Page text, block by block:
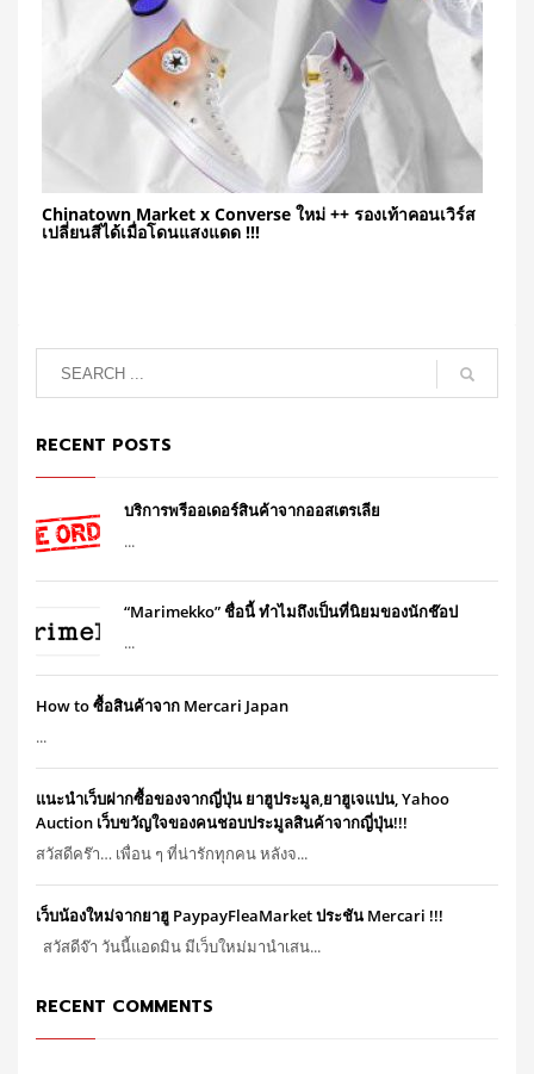
Chinatown Market x Converse ใหม่ ++ รองเท้าคอนเวิร์ส
เปลี่ยนสีได้เมื่อโดนแสงแดด !!!
RECENT POSTS
บริการพรีออเดอร์สินค้าจากออสเตรเลีย
...
“Marimekko” ชื่อนี้ ทำไมถึงเป็นที่นิยมของนักช๊อป
...
How to ซื้อสินค้าจาก Mercari Japan
...
แนะนำเว็บฝากซื้อของจากญี่ปุ่น ยาฮูประมูล,ยาฮูเจแปน, Yahoo
Auction เว็บขวัญใจของคนชอบประมูลสินค้าจากญี่ปุ่น!!!
สวัสดีคร๊า… เพื่อน ๆ ที่น่ารักทุกคน หลังจ...
เว็บน้องใหม่จากยาฮู PaypayFleaMarket ประชัน Mercari !!!
สวัสดีจ๊า วันนี้แอดมิน มีเว็บใหม่มานำเสน...
RECENT COMMENTS